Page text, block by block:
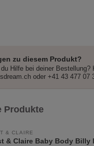
zu diesem Produkt?
Hilfe bei deiner
oder +41 43 477 07
Produkte
& CLAIRE
& Claire Baby Body Billy